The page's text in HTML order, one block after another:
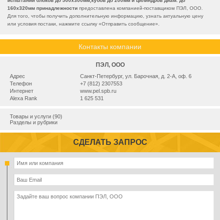
160х320мм принадлежности предоставлена компанией-поставщиком ПЭЛ, ООО.
Для того, чтобы получить дополнительную информацию, узнать актуальную цену
или условия постаки, нажмите ссылку «Отправить сообщение».
Контакты компании
ПЭЛ, ООО
Адрес
Санкт-Петербург, ул. Барочная, д. 2-А, оф. 6
Телефон
+7 (812) 2307553
Интернет
www.pel.spb.ru
Alexa Rank
1 625 531
Товары и услуги (90)
Разделы и рубрики
СДЕЛАТЬ ЗАПРОС